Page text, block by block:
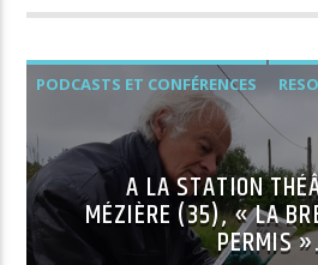
PODCASTS ET CONFÉRENCES
A LA STATION
MÉZIÈRE (35), « LA
PERMIS